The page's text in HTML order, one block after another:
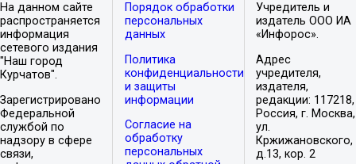
На данном сайте
распространяется
информация
сетевого издания
"Наш город
Курчатов".
Зарегистрировано
Федеральной
службой по
надзору в сфере
связи,
Порядок обработки
персональных
данных
Политика
конфиденциальности
и защиты
информации
Согласие на
обработку
персональных
Учредитель и
издатель ООО ИА
«Инфорос».
Адрес
учредителя,
издателя,
редакции: 117218,
Россия, г. Москва,
ул.
Кржижановского,
д.13, кор. 2